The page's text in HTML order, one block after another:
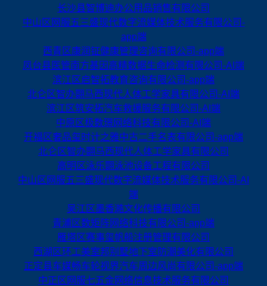
长沙县智博迪办公用品销售有限公司
中山区网服五三盛现代数字流媒体技术服务有限公司-
app端
西青区康润钲健康管理咨询有限公司-app端
凤台县医管南方基因高精数据生命检测有限公司-AI端
滨江区启智拓教育咨询有限公司-app端
北仑区智办翾马西现代人体工学家具有限公司-AI端
滨江区筑安拓汽车救援服务有限公司-AI端
中原区极数璟网络科技有限公司-AI端
开福区奢品玺时计之雅中古二手名表有限公司-app端
北仑区智办翾马西现代人体工学家具有限公司
高明区泳乐翾泳池设备工程有限公司
中山区网服五三盛现代数字流媒体技术服务有限公司-AI
端
吴江区墨香澔文化传播有限公司
青浦区数矩阵网络科技有限公司-app端
雁塔区赛事玺帆船注册管理有限公司
西湖区环工美室邦别墅地下室防潮美化有限公司
正定县车媒畅车轮视界汽车周边风尚有限公司-app端
中正区网服七五金网络信息技术服务有限公司